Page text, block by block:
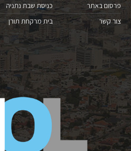
פרסום באתר
צור קשר
כניסת שבת נתניה
בית מרקחת תורן